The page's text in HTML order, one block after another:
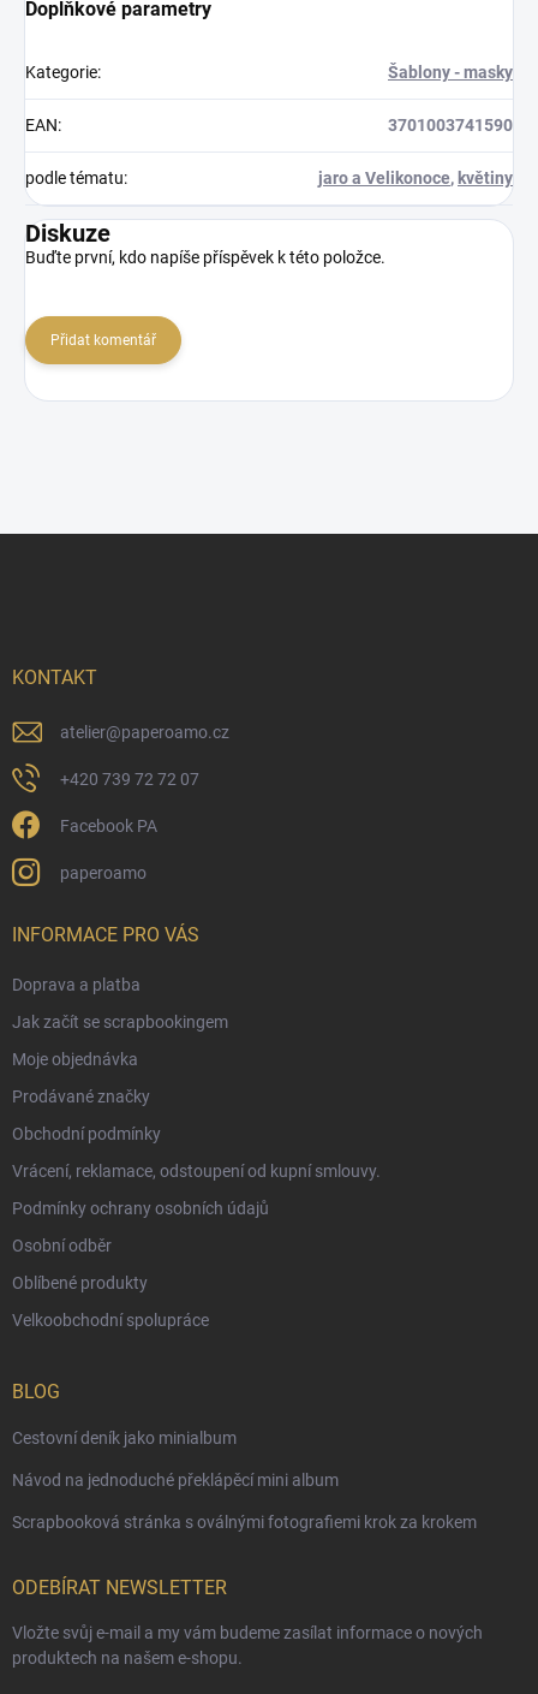
Doplňkové parametry
Kategorie: Šablony - masky
EAN: 3701003741590
podle tématu: jaro a Velikonoce, květiny
Diskuze
Buďte první, kdo napíše příspěvek k této položce.
Přidat komentář
KONTAKT
atelier@paperoamo.cz
+420 739 72 72 07
Facebook PA
paperoamo
INFORMACE PRO VÁS
Doprava a platba
Jak začít se scrapbookingem
Moje objednávka
Prodávané značky
Obchodní podmínky
Vrácení, reklamace, odstoupení od kupní smlouvy.
Podmínky ochrany osobních údajů
Osobní odběr
Oblíbené produkty
Velkoobchodní spolupráce
BLOG
Cestovní deník jako minialbum
Návod na jednoduché překlápěcí mini album
Scrapbooková stránka s oválnými fotografiemi krok za krokem
ODEBÍRAT NEWSLETTER
Vložte svůj e-mail a my vám budeme zasílat informace o nových
produktech na našem e-shopu.